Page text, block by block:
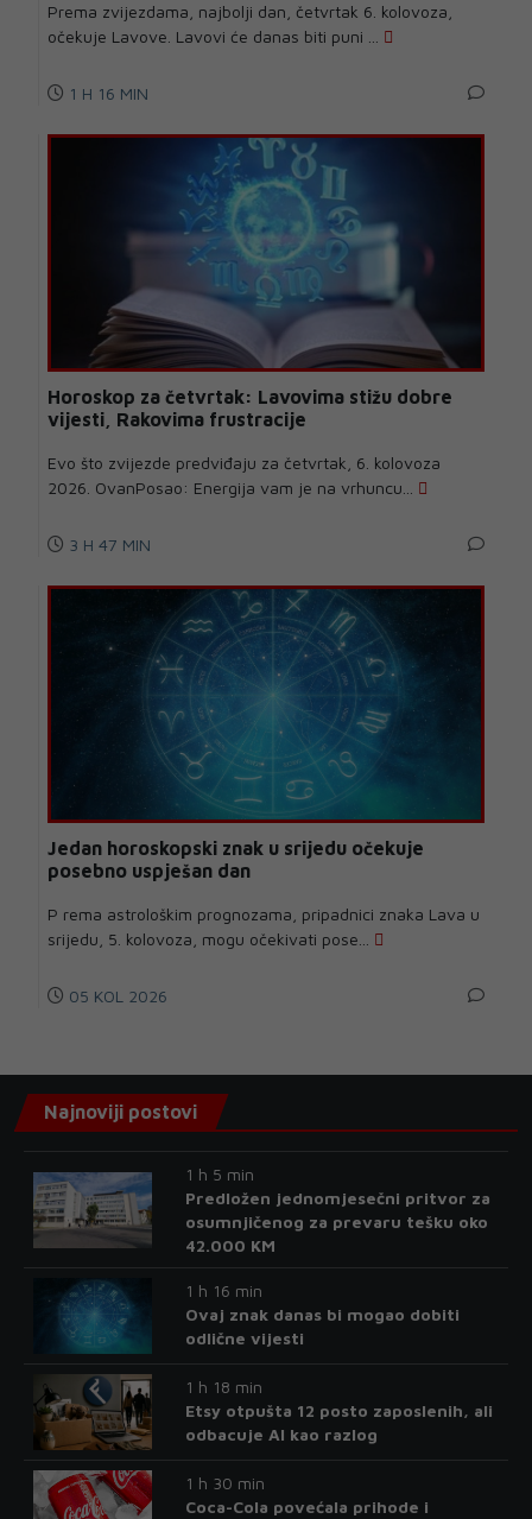
Prema zvijezdama, najbolji dan, četvrtak 6. kolovoza,
očekuje Lavove. Lavovi će danas biti puni ...
1 H 16 MIN
Horoskop za četvrtak: Lavovima stižu dobre
vijesti, Rakovima frustracije
Evo što zvijezde predviđaju za četvrtak, 6. kolovoza
2026. OvanPosao: Energija vam je na vrhuncu...
3 H 47 MIN
Jedan horoskopski znak u srijedu očekuje
posebno uspješan dan
P rema astrološkim prognozama, pripadnici znaka Lava u
srijedu, 5. kolovoza, mogu očekivati pose...
05 KOL 2026
Najnoviji postovi
1 h 5 min
Predložen jednomjesečni pritvor za
osumnjičenog za prevaru tešku oko
42.000 KM
1 h 16 min
Ovaj znak danas bi mogao dobiti
odlične vijesti
1 h 18 min
Etsy otpušta 12 posto zaposlenih, ali
odbacuje AI kao razlog
1 h 30 min
Coca-Cola povećala prihode i